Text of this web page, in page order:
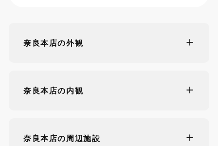
奈良本店の外観
奈良本店の内観
奈良本店の周辺施設